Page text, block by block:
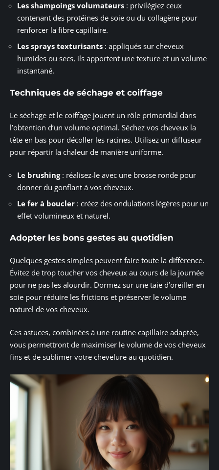
Les shampoings volumateurs : privilégiez ceux
contenant des protéines de soie ou du collagène pour
renforcer la fibre capillaire.
Les sprays texturisants : appliqués sur cheveux
humides ou secs, ils apportent une texture et un volume
instantané.
Techniques de séchage et coiffage
Le séchage et le coiffage jouent un rôle primordial dans
l’obtention d’un volume optimal. Séchez vos cheveux la
tête en bas pour décoller les racines. Utilisez un diffuseur
pour répartir la chaleur de manière uniforme.
Le brushing: réalisez-le avec une brosse ronde pour
donner du gonflant à vos cheveux.
Le fer à boucler : créez des ondulations légères pour un
effet volumineux et naturel.
Adopter les bons gestes au quotidien
Quelques gestes simples peuvent faire toute la différence.
Évitez de trop toucher vos cheveux au cours de la journée
pour ne pas les alourdir. Dormez sur une taie d’oreiller en
soie pour réduire les frictions et préserver le volume
naturel de vos cheveux.
Ces astuces, combinées à une routine capillaire adaptée,
vous permettront de maximiser le volume de vos cheveux
fins et de sublimer votre chevelure au quotidien.